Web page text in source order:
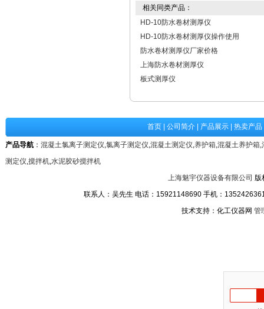
相关同类产品：
HD-10防水卷材测厚仪
HD-10防水卷材测厚仪操作使用
防水卷材测厚仪厂家价格
上海防水卷材测厚仪
板式测厚仪
首页 公司简介 产品展示 热卖产品
产品导航 ： 混凝土氯离子测定仪,氯离子测定仪,混凝土测定仪,养护箱,混凝土养护箱,
测定仪,搅拌机,水泥胶砂搅拌机
上海魅宇仪器设备有限公司 版
联系人：吴先生 电话：15921148690 手机：
技术支持：化工仪器网 管